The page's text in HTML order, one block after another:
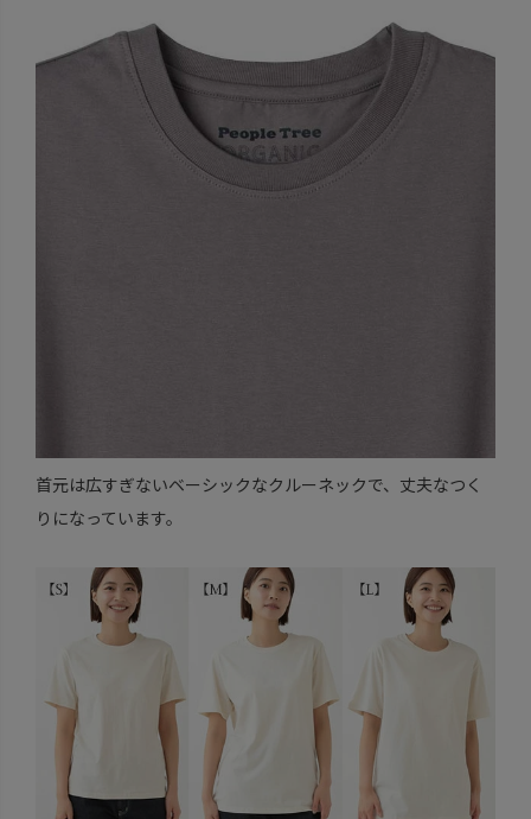
首元は広すぎないベーシックなクルーネックで、丈夫なつく
りになっています。